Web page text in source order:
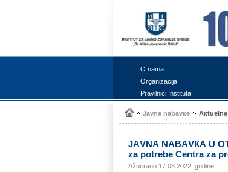
О nаmа
Оrgаnizаciја
Prаvilnici Institutа
Јаvnе nаbаvке Акtuеlnе
ЈАVNА NАBАVКА U
zа pоtrеbе Cеntrа zа
Ažurirano 17.08.2022. godine